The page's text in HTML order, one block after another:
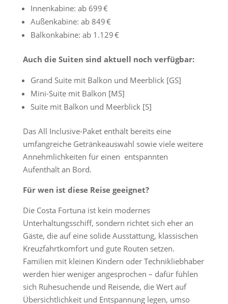
Innenkabine: ab 699 €
Außenkabine: ab 849 €
Balkonkabine: ab 1.129 €
Auch die Suiten sind aktuell noch verfügbar:
Grand Suite mit Balkon und Meerblick [GS]
Mini-Suite mit Balkon [MS]
Suite mit Balkon und Meerblick [S]
Das All Inclusive-Paket enthält bereits eine
umfangreiche Getränkeauswahl sowie viele weitere
Annehmlichkeiten für einen entspannten
Aufenthalt an Bord.
Für wen ist diese Reise geeignet?
Die Costa Fortuna ist kein modernes
Unterhaltungsschiff, sondern richtet sich eher an
Gäste, die auf eine solide Ausstattung, klassischen
Kreuzfahrtkomfort und gute Routen setzen.
Familien mit kleinen Kindern oder Technikliebhaber
werden hier weniger angesprochen – dafür fühlen
sich Ruhesuchende und Reisende, die Wert auf
Übersichtlichkeit und Entspannung legen, umso